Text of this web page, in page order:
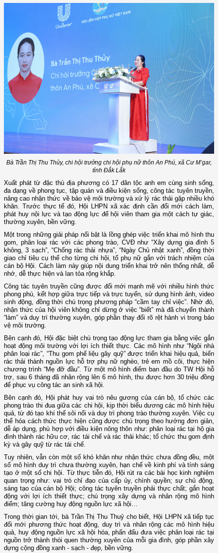
Bà Trần Thị Thu Thủy, chi hội trưởng chi hội phụ nữ thôn An Phú, xã Cư M’gar,
tỉnh Đắk Lắk
Xuất phát từ đặc thù địa phương có 17 dân tộc anh em cùng sinh sống,
đa dạng về phong tục, tập quán và điều kiện sống, công tác tuyên truyền,
nâng cao nhận thức về bảo vệ môi trường và xử lý rác thải gặp nhiều khó
khăn. Trước thực tế đó, Hội LHPN xã xác định cần đổi mới cách làm,
phát huy nội lực và tạo động lực để hội viên tham gia một cách tự giác,
thường xuyên, bền vững.
Một trong những giải pháp nổi bật là lồng ghép việc triển khai mô hình thu
gom, phân loại rác với các phong trào, CVĐ như “Xây dựng gia đình 5
không, 3 sạch”, “Chống rác thải nhựa”, “Ngày Chủ nhật xanh”, đồng thời
giao chỉ tiêu cụ thể cho từng chi hội, tổ phụ nữ gắn với trách nhiệm của
cán bộ Hội. Cách làm này giúp nội dung triển khai trở nên thống nhất, dễ
nhớ, dễ thực hiện và lan tỏa rộng khắp.
Công tác tuyên truyền cũng được đổi mới mạnh mẽ với nhiều hình thức
phong phú, kết hợp giữa trực tiếp và trực tuyến, sử dụng hình ảnh, video
sinh động, đồng thời chú trọng phương pháp “cầm tay chỉ việc”. Nhờ đó,
nhận thức của hội viên không chỉ dừng ở việc “biết” mà đã chuyển thành
“làm” và duy trì thường xuyên, góp phần thay đổi rõ rệt hành vi trong bảo
vệ môi trường.
Bên cạnh đó, Hội đặc biệt chú trọng tạo động lực tham gia bằng việc gắn
hoạt động môi trường với lợi ích thiết thực. Các mô hình như “Ngôi nhà
phân loại rác”, “Thu gom phế liệu gây quỹ” được triển khai hiệu quả, biến
rác thải thành nguồn lực hỗ trợ phụ nữ nghèo, trẻ em mồ côi, thực hiện
chương trình “Mẹ đỡ đầu”. Từ một mô hình điểm ban đầu do TW Hội hỗ
trợ, sau 6 tháng đã nhân rộng lên 6 mô hình, thu được hơn 30 triệu đồng
để phục vụ công tác an sinh xã hội.
Bên cạnh đó, Hội phát huy vai trò nêu gương của cán bộ, tổ chức các
phong trào thi đua giữa các chi hội, kịp thời biểu dương các mô hình hiệu
quả, từ đó tạo khí thế sôi nổi và duy trì phong trào thường xuyên. Việc cụ
thể hóa cách thức thực hiện cũng được chú trọng theo hướng đơn giản,
dễ áp dụng, phù hợp với điều kiện nông thôn như: phân loại rác tại hộ gia
đình thành rác hữu cơ, rác tái chế và rác thải khác; tổ chức thu gom định
kỳ và gây quỹ từ rác tái chế.
Tuy nhiên, vẫn còn một số khó khăn như nhận thức chưa đồng đều, một
số mô hình duy trì chưa thường xuyên, hạn chế về kinh phí và tính sáng
tạo ở một số chi hội. Từ thực tiễn đó, Hội rút ra các bài học kinh nghiệm
quan trọng như: vai trò chỉ đạo của cấp ủy, chính quyền; sự chủ động,
sáng tạo của cán bộ Hội; công tác tuyên truyền phải thực chất; gắn hoạt
động với lợi ích thiết thực; chú trọng xây dựng và nhân rộng mô hình
điểm; tăng cường huy động nguồn lực xã hội…
Trong thời gian tới, bà Trần Thị Thu Thuỷ cho biết, Hội LHPN xã tiếp tục
đổi mới phương thức hoạt động, duy trì và nhân rộng các mô hình hiệu
quả, huy động nguồn lực xã hội hóa, phấn đấu đưa việc phân loại rác tại
nguồn trở thành thói quen thường xuyên của mỗi gia đình, góp phần xây
dựng cộng đồng xanh - sạch - đẹp, bền vững.